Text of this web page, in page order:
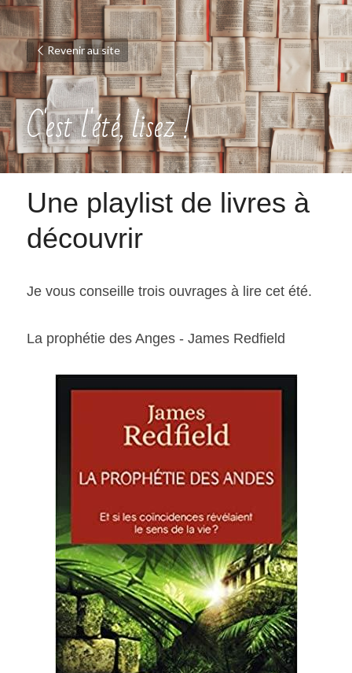
Revenir au site
C'est l'été, lisez !
Une playlist de livres à
découvrir
Je vous conseille trois ouvrages à lire cet été.
La prophétie des Anges - James Redfield